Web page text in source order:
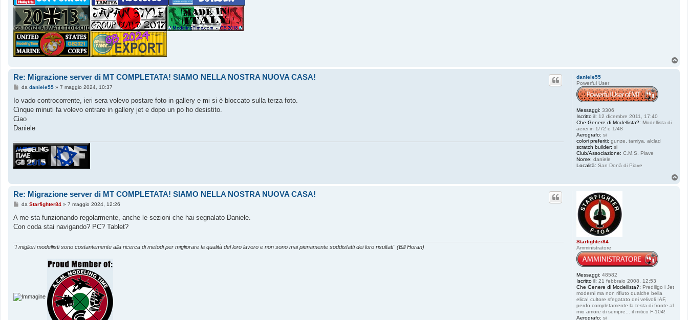
daniele55
Powerful User
Messaggi: 3306
Iscritto il: 12 dicembre 2011, 17:40
Che Genere di Modellista?: Modellista di
aerei in 1/72 e 1/48
Aerografo: si
colori preferiti: gunze, tamiya, alclad
scratch builder: si
Club/Associazione: C.M.S. Piave
Nome: daniele
Località: San Donà di Piave
Re: Migrazione server di MT COMPLETATA! SIAMO NELLA NOSTRA NUOVA CASA!
M
s
a
g
i
da daniele55» 7 maggio 2024, 10:37
Io vado controcorrente, ieri sera volevo postare foto in gallery e mi si è bloccato sulla terza foto.
Cinque minuti fa volevo entrare in gallery jet e dopo un po ho desistito.
Ciao
Daniele
Starfighter84
Amministratore
Messaggi: 48582
Iscritto il: 21 febbraio 2008, 12:53
Che Genere di Modellista?: Prediligo i Jet
moderni ma non rifiuto qualche bella
elica! cultore sfegatato dei velivoli IAF,
perdo completamente la testa di fronte al
mio amore di sempre... il mitico F-104!
Aerografo: si
Re: Migrazione server di MT COMPLETATA! SIAMO NELLA NOSTRA NUOVA CASA!
M
s
a
i
da Starfighter84» 7 maggio 2024, 12:26
A me sta funzionando regolarmente, anche le sezioni che hai segnalato Daniele.
Con coda stai navigando? PC? Tablet?
"I migliori modellisti sono costantemente alla ricerca di metodi per migliorare la qualità del loro lavoro e non sono mai pienamente soddisfatti dei loro risultati" (Bill Horan)